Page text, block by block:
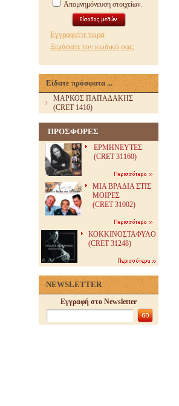
Απομνημόνευση στοιχείων.
Εγγραφείτε τώρα
Ξεχάσατε τον κωδικό σας;
Είδατε πρόσφατα ...
ΜΑΡΚΟΣ ΠΑΠΑΔΑΚΗΣ
(CRET 1410)
ΠΡΟΣΦΟΡΕΣ
ΕΡΜΗΝΕΥΤΕΣ
(CRET 31160)
ΜΙΑ ΒΡΑΔΙΑ ΣΤΙΣ
ΜΟΙΡΕΣ
(CRET 31002)
ΚΟΚΚΙΝΟΣΤΑΦΥΛΟ
(CRET 31248)
NEWSLETTER
Εγγραφή στο Newsletter